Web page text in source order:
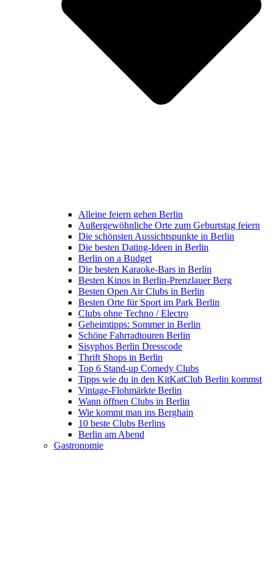
Alleine feiern gehen Berlin
Außergewöhnliche Orte zum Geburtstag feiern
Die schönsten Aussichtspunkte in Berlin
Die besten Dating-Ideen in Berlin
Berlin on a Budget
Die besten Karaoke-Bars in Berlin
Besten Kinos in Berlin-Prenzlauer Berg
Besten Open Air Clubs in Berlin
Besten Orte für Sport im Park Berlin
Clubs ohne Techno / Electro
Geheimtipps: Sommer in Berlin
Schöne Fahrradtouren Berlin
Sisyphos Berlin Dresscode
Thrift Shops in Berlin
Top 6 Stand-up Comedy Clubs
Tipps wie du in den KitKatClub Berlin kommst
Vintage-Flohmärkte Berlin
Wann öffnen Clubs in Berlin
Wie kommt man ins Berghain
10 beste Clubs Berlins
Berlin am Abend
Gastronomie